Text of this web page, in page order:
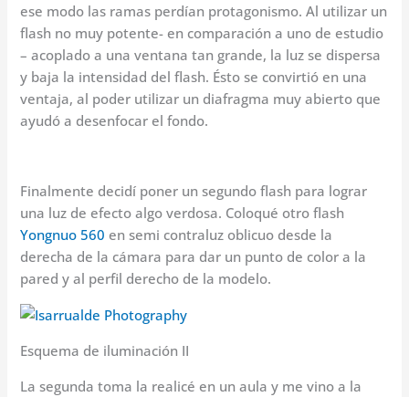
ese modo las ramas perdían protagonismo. Al utilizar un
flash no muy potente- en comparación a uno de estudio
– acoplado a una ventana tan grande, la luz se dispersa
y baja la intensidad del flash. Ésto se convirtió en una
ventaja, al poder utilizar un diafragma muy abierto que
ayudó a desenfocar el fondo.
Finalmente decidí poner un segundo flash para lograr
una luz de efecto algo verdosa. Coloqué otro flash
Yongnuo 560 en semi contraluz oblicuo desde la
derecha de la cámara para dar un punto de color a la
pared y al perfil derecho de la modelo.
Esquema de iluminación II
La segunda toma la realicé en un aula y me vino a la